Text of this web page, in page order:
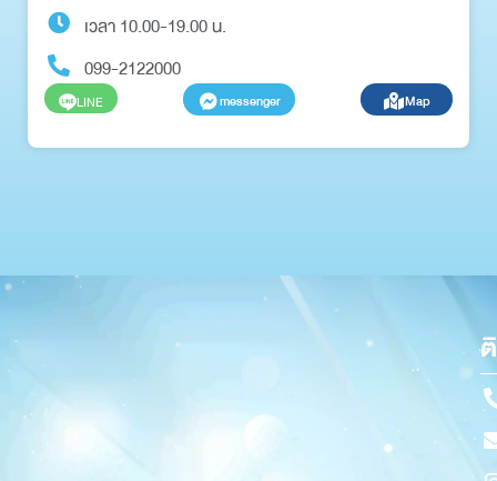
เวลา 10.00-19.00 น.
099-2122000
LINE messenger Map